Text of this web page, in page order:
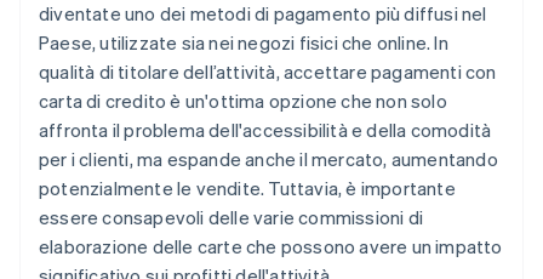
Imposta un importo minimo per la transazione
Configura correttamente il gateway di pagamento
Aggiorna regolarmente dispositivi e software
Usa programmi specifici del settore
Controlla regolarmente le commissioni
diventate uno dei metodi di pagamento più diffusi nel
Paese, utilizzate sia nei negozi fisici che online. In
qualità di titolare dell’attività, accettare pagamenti con
carta di credito è un'ottima opzione che non solo
affronta il problema dell'accessibilità e della comodità
per i clienti, ma espande anche il mercato, aumentando
potenzialmente le vendite. Tuttavia, è importante
essere consapevoli delle varie commissioni di
elaborazione delle carte che possono avere un impatto